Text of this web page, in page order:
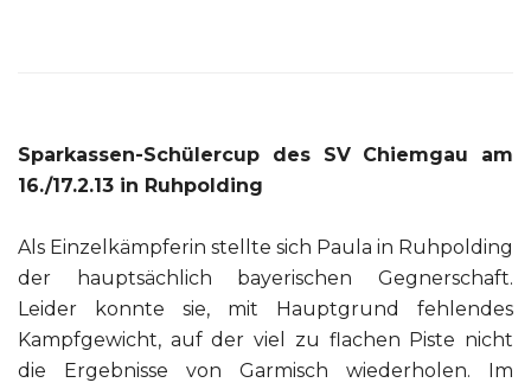
Sparkassen-Schülercup des SV Chiemgau am
16./17.2.13 in Ruhpolding
Als Einzelkämpferin stellte sich Paula in Ruhpolding
der hauptsächlich bayerischen Gegnerschaft.
Leider konnte sie, mit Hauptgrund fehlendes
Kampfgewicht, auf der viel zu flachen Piste nicht
die Ergebnisse von Garmisch wiederholen. Im